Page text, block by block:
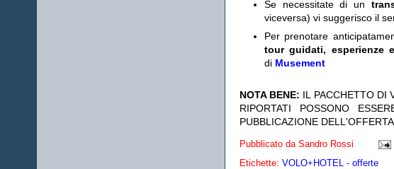
Se necessitate di un
viceversa) vi suggerisco il
Per prenotare
tour guidati, esperienze
di Musement
NOTA BENE: IL PACCHETTO DI
RIPORTATI POSSONO
PUBBLICAZIONE DELL'OFFERTA
Pubblicato da Sandro Rossi
Etichette: VOLO+HOTEL - offerte